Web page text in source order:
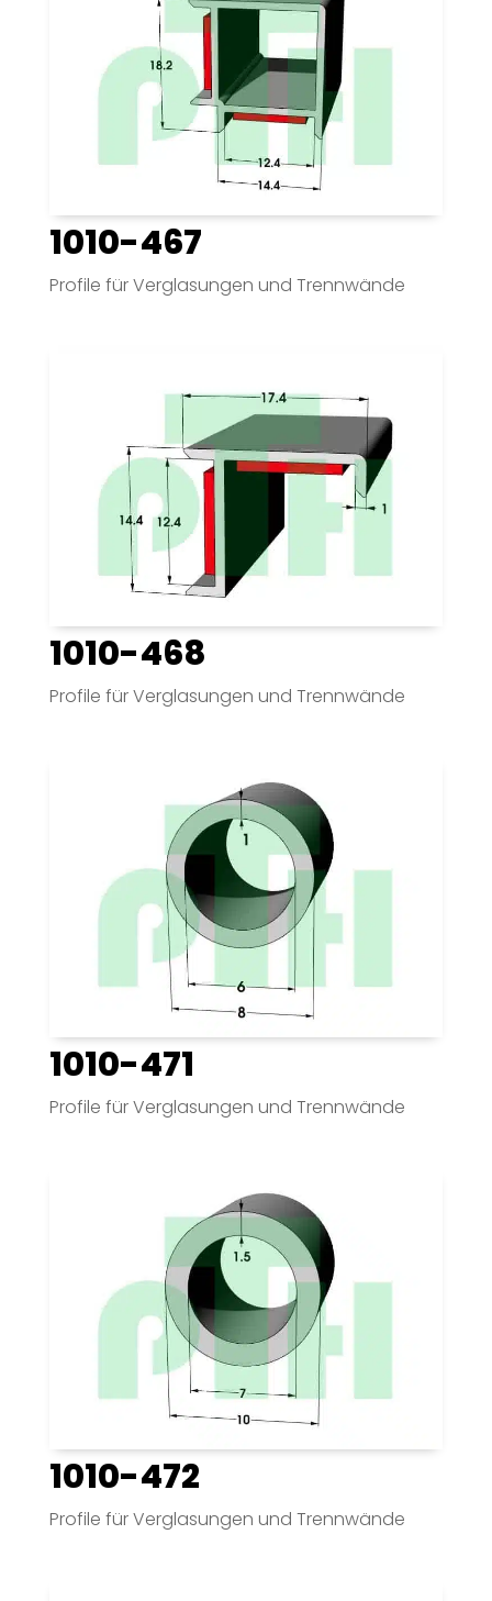
1010-467
Profile für Verglasungen und Trennwände
1010-468
Profile für Verglasungen und Trennwände
1010-471
Profile für Verglasungen und Trennwände
1010-472
Profile für Verglasungen und Trennwände